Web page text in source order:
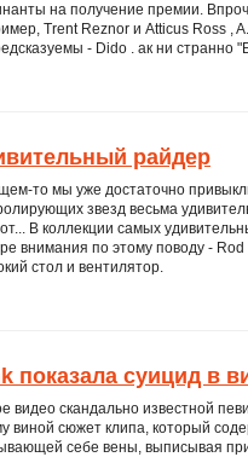
на получение премии.
Trent Reznor и Atticus Ross ,
- Dido . ак ни странно
райдер
то мы уже достаточно
звезд весьма
В коллекции самых
внимания по этому поводу -
стол и вентилятор.
показала суицид в
видео скандально известной
виной сюжет клипа, который
себе вены, выписывая